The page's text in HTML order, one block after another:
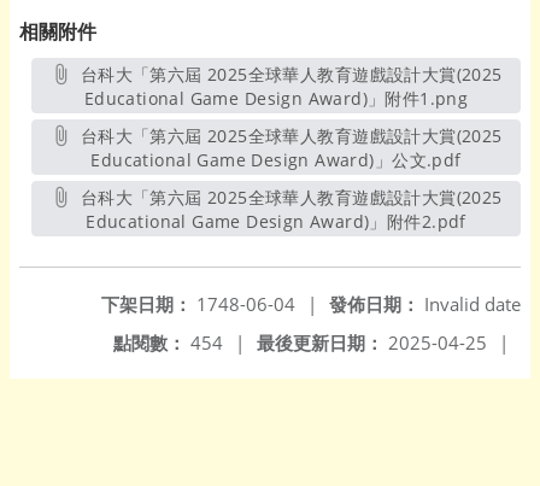
相關附件
Educational Game Design Award)」附件1.png
Educational Game Design Award)」公文.pdf另開新視
Educational Game Design Award)」附件2.pdf另開新視
發佈日期： Invalid date
下架日期： 1748-06-04
|
最後更新日期： 2025-04-25 |
點閱數： 454 |